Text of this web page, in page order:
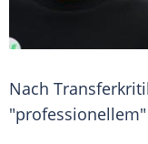
Nach